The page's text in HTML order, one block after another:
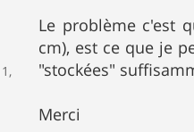
Le problème c'est
cm), est ce que je
"stockées"
Merci